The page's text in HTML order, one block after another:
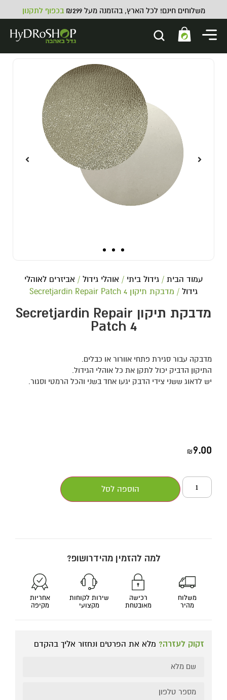
משלוחים חינם! לכל הארץ, בהזמנה מעל ₪299 בכפוף לתקנון
עמוד הבית / גידול ביתי / אוהלי גידול / אביזרים לאוהלי
גידול / מדבקת תיקון Secretjardin Repair Patch 4
מדבקת תיקון Secretjardin Repair
Patch 4
מדבקה עבור סגירת פתחי אוורור או כבלים.
התיקון הדביק יכול לתקן את כל אוהלי הגידול.
יש לדאוג ששני צידי הדבק יגעו אחד בשני והכל הרמטי וסגור.
₪9.00
הוספה לסל
למה להזמין מהידרושופ?
משלוח
מהיר
רכישה
מאובטחת
שירות לקוחות
מקצועי
אחריות
מקיפה
זקוק לעזרה? מלא את הפרטים ונחזור אליך בהקדם
קופסת אחסון CVAULT - CVAULT
Large 0.950L
₪119.00
+
ADD